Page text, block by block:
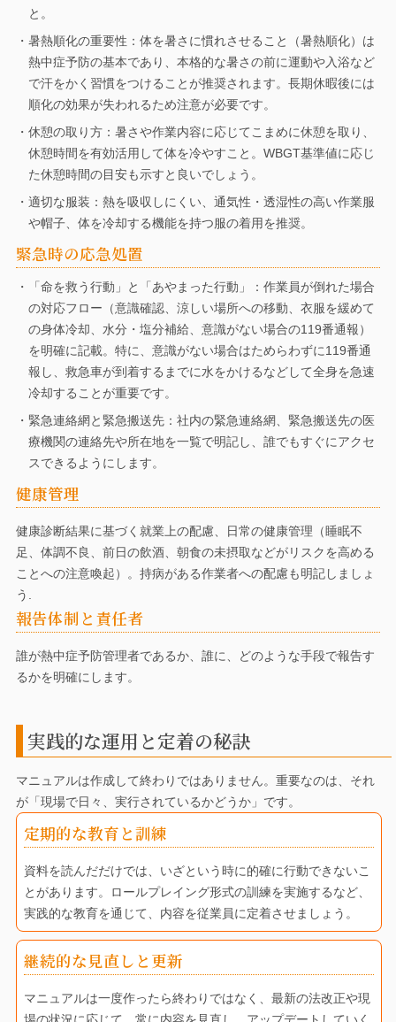
と。
・暑熱順化の重要性：体を暑さに慣れさせること（暑熱順化）は
熱中症予防の基本であり、本格的な暑さの前に運動や入浴など
で汗をかく習慣をつけることが推奨されます。長期休暇後には
順化の効果が失われるため注意が必要です。
・休憩の取り方：暑さや作業内容に応じてこまめに休憩を取り、
休憩時間を有効活用して体を冷やすこと。WBGT基準値に応じ
た休憩時間の目安も示すと良いでしょう。
・適切な服装：熱を吸収しにくい、通気性・透湿性の高い作業服
や帽子、体を冷却する機能を持つ服の着用を推奨。
緊急時の応急処置
・「命を救う行動」と「あやまった行動」：作業員が倒れた場合
の対応フロー（意識確認、涼しい場所への移動、衣服を緩めて
の身体冷却、水分・塩分補給、意識がない場合の119番通報）
を明確に記載。特に、意識がない場合はためらわずに119番通
報し、救急車が到着するまでに水をかけるなどして全身を急速
冷却することが重要です。
・緊急連絡網と緊急搬送先：社内の緊急連絡網、緊急搬送先の医
療機関の連絡先や所在地を一覧で明記し、誰でもすぐにアクセ
スできるようにします。
健康管理
健康診断結果に基づく就業上の配慮、日常の健康管理（睡眠不
足、体調不良、前日の飲酒、朝食の未摂取などがリスクを高める
ことへの注意喚起）。持病がある作業者への配慮も明記しましょ
う.
報告体制と責任者
誰が熱中症予防管理者であるか、誰に、どのような手段で報告す
るかを明確にします。
実践的な運用と定着の秘訣
マニュアルは作成して終わりではありません。重要なのは、それ
が「現場で日々、実行されているかどうか」です。
定期的な教育と訓練
資料を読んだだけでは、いざという時に的確に行動できないこ
とがあります。ロールプレイング形式の訓練を実施するなど、
実践的な教育を通じて、内容を従業員に定着させましょう。
継続的な見直しと更新
マニュアルは一度作ったら終わりではなく、最新の法改正や現